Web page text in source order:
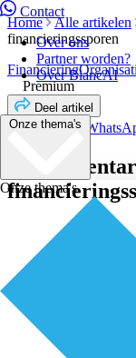
Contact
Over ons
Partner worden?
Over BiancAI
Onze thema's
Onze thema's
Home Alle artikelen
financieringssporen
Financiering
Premium
Deel artikel
Facebook